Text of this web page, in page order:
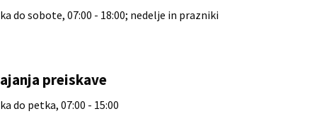
do sobote, 07:00 - 18:00; nedelje in prazniki
preiskave
do petka, 07:00 - 15:00